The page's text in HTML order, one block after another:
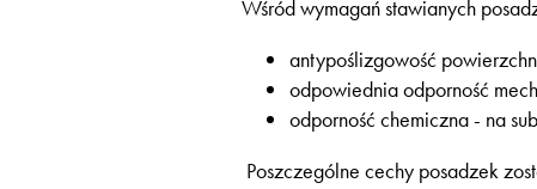
Wśród wymagań stawianych
antypoślizgowość
odpowiednia odporność
odporność chemiczna - na
Poszczególne cechy posadzek